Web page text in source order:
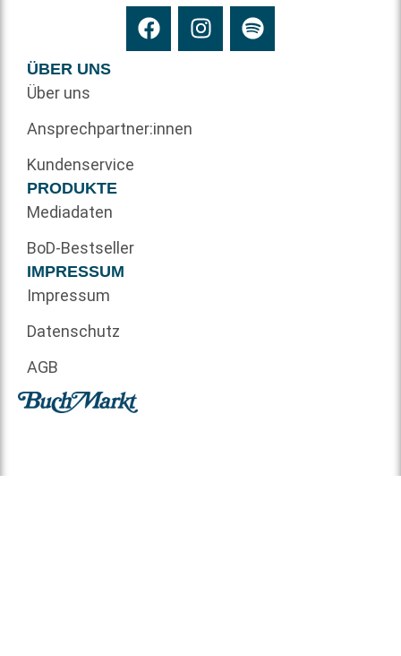
ÜBER UNS
Über uns
Ansprechpartner:innen
Kundenservice
PRODUKTE
Mediadaten
BoD-Bestseller
IMPRESSUM
Impressum
Datenschutz
AGB